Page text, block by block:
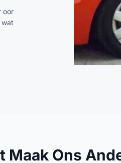
oor
Maak Ons